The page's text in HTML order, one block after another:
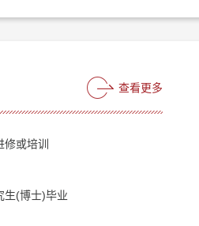
查看更多
或培训
(博士)毕业